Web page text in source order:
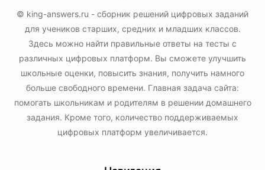
© king-answers.ru - сборник решений цифровых заданий
для учеников старших, средних и младших классов.
Здесь можно найти правильные ответы на тесты с
различных цифровых платформ. Вы сможете улучшить
школьные оценки, повысить знания, получить намного
больше свободного времени. Главная задача сайта:
помогать школьникам и родителям в решении домашнего
задания. Кроме того, количество поддерживаемых
цифровых платформ увеличивается.